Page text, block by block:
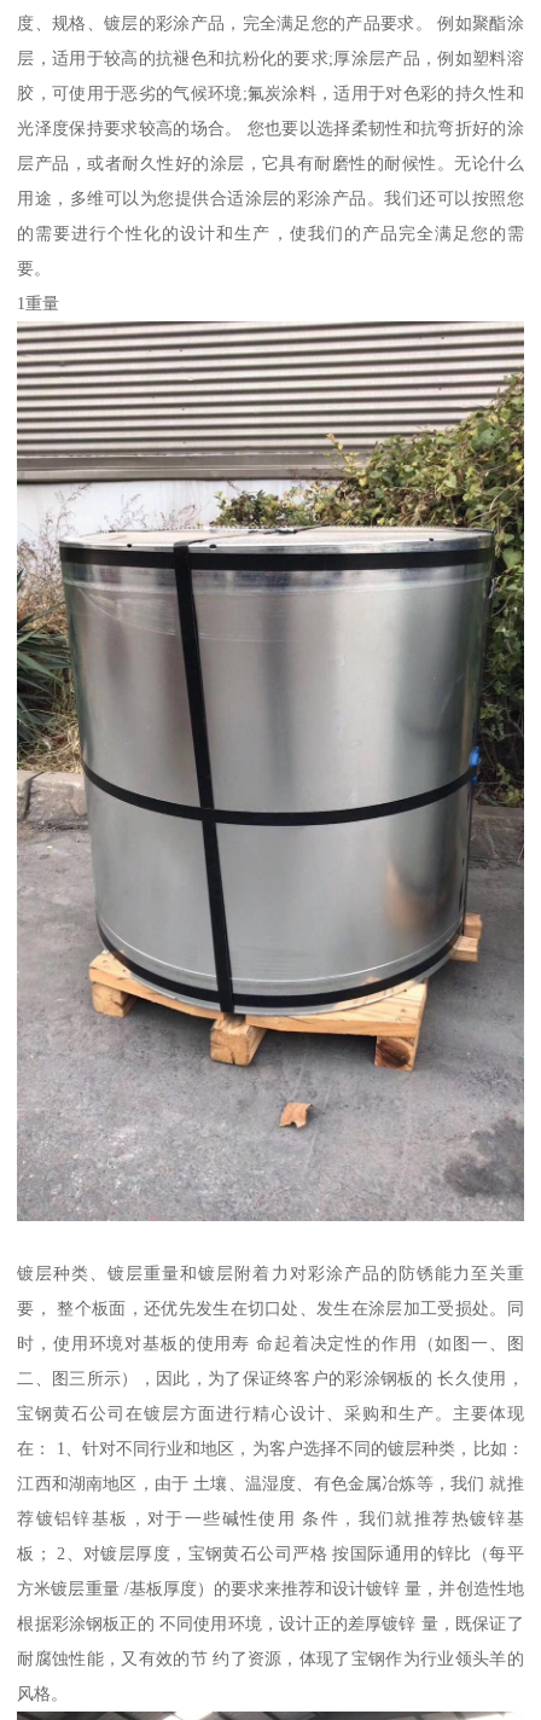
度、规格、镀层的彩涂产品，完全满足您的产品要求。 例如聚酯涂
层，适用于较高的抗褪色和抗粉化的要求;厚涂层产品，例如塑料溶
胶，可使用于恶劣的气候环境;氟炭涂料，适用于对色彩的持久性和
光泽度保持要求较高的场合。 您也要以选择柔韧性和抗弯折好的涂
层产品，或者耐久性好的涂层，它具有耐磨性的耐候性。无论什么
用途，多维可以为您提供合适涂层的彩涂产品。我们还可以按照您
的需要进行个性化的设计和生产，使我们的产品完全满足您的需
要。
1重量
镀层种类、镀层重量和镀层附着力对彩涂产品的防锈能力至关重
要， 整个板面，还优先发生在切口处、发生在涂层加工受损处。同
时，使用环境对基板的使用寿 命起着决定性的作用（如图一、图
二、图三所示），因此，为了保证终客户的彩涂钢板的 长久使用，
宝钢黄石公司在镀层方面进行精心设计、采购和生产。主要体现
在： 1、针对不同行业和地区，为客户选择不同的镀层种类，比如：
江西和湖南地区，由于 土壤、温湿度、有色金属冶炼等，我们 就推
荐镀铝锌基板，对于一些碱性使用 条件，我们就推荐热镀锌基
板； 2、对镀层厚度，宝钢黄石公司严格 按国际通用的锌比（每平
方米镀层重量 /基板厚度）的要求来推荐和设计镀锌 量，并创造性地
根据彩涂钢板正的 不同使用环境，设计正的差厚镀锌 量，既保证了
耐腐蚀性能，又有效的节 约了资源，体现了宝钢作为行业领头羊的
风格。